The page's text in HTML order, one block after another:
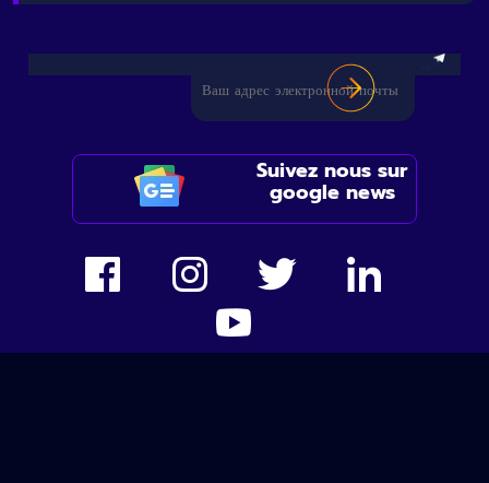
Suivez nous sur
google news